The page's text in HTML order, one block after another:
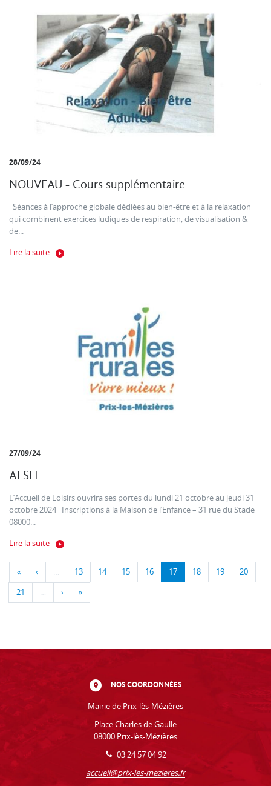
28/09/24
NOUVEAU - Cours supplémentaire
Séances à l’approche globale dédiées au bien-être et à la relaxation
qui combinent exercices ludiques de respiration, de visualisation &
de...
Lire la suite
27/09/24
ALSH
L’Accueil de Loisirs ouvrira ses portes du lundi 21 octobre au jeudi 31
octobre 2024 Inscriptions à la Maison de l’Enfance – 31 rue du Stade
08000...
Lire la suite
« ‹ … 13 14 15 16 17 18 19 20
21 … › »
NOS COORDONNÉES
Mairie de Prix-lès-Mézières
Place Charles de Gaulle
08000 Prix-lès-Mézières
03 24 57 04 92
accueil@prix-les-mezieres.fr